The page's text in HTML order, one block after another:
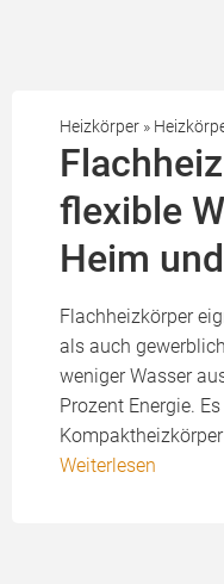
Heizkörper »
flexible
Heim
Flachheizkörper
als auch
weniger Wasser
Prozent Energie.
Weiterlesen